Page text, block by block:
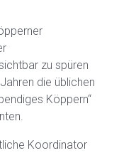
zu spüren
die üblichen
Köppern“
Koordinator